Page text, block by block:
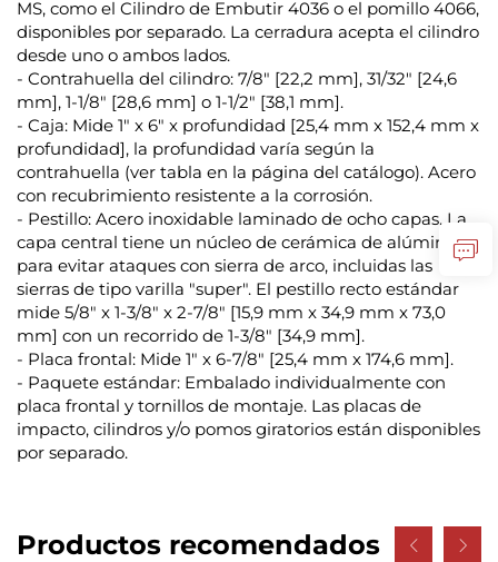
MS, como el Cilindro de Embutir 4036 o el pomillo 4066,
disponibles por separado. La cerradura acepta el cilindro
desde uno o ambos lados.
- Contrahuella del cilindro: 7/8" [22,2 mm], 31/32" [24,6
mm], 1-1/8" [28,6 mm] o 1-1/2" [38,1 mm].
- Caja: Mide 1" x 6" x profundidad [25,4 mm x 152,4 mm x
profundidad], la profundidad varía según la
contrahuella (ver tabla en la página del catálogo). Acero
con recubrimiento resistente a la corrosión.
- Pestillo: Acero inoxidable laminado de ocho capas. La
capa central tiene un núcleo de cerámica de alúmina
para evitar ataques con sierra de arco, incluidas las
sierras de tipo varilla "super". El pestillo recto estándar
mide 5/8" x 1-3/8" x 2-7/8" [15,9 mm x 34,9 mm x 73,0
mm] con un recorrido de 1-3/8" [34,9 mm].
- Placa frontal: Mide 1" x 6-7/8" [25,4 mm x 174,6 mm].
- Paquete estándar: Embalado individualmente con
placa frontal y tornillos de montaje. Las placas de
impacto, cilindros y/o pomos giratorios están disponibles
por separado.
Productos recomendados